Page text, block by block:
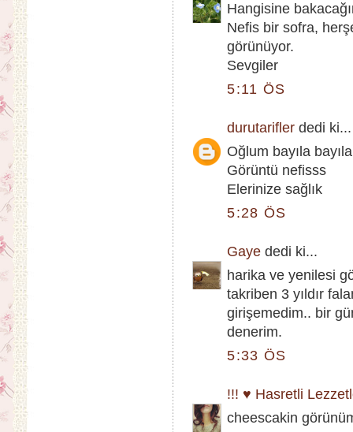
Hangisine
Nefis bir sofra,
görünüyor.
Sevgiler
5:11 ÖS
durutarifler dedi ki...
Oğlum bayıla
Görüntü nefisss
Elerinize sağlık
5:28 ÖS
Gaye dedi ki...
harika ve yenilesi
takriben 3 yıldır
girişemedim.. bir
denerim.
5:33 ÖS
!!! ♥ Hasretli
cheescakin